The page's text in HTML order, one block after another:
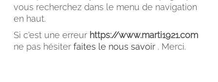
vous recherchez dans le menu de navigation
en haut.
Si c'est une erreur https://www.marti1921.com
ne pas hésiter faites le nous savoir . Merci.